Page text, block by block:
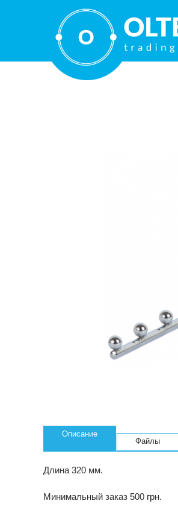
Описание
Файлы
Длина 320 мм.
Минимальный заказ 500 грн.